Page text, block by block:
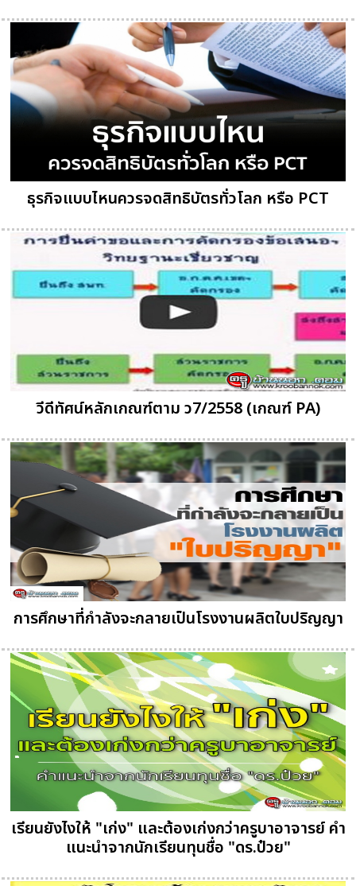
ธุรกิจแบบไหนควรจดสิทธิบัตรทั่วโลก หรือ PCT
วีดีทัศน์หลักเกณฑ์ตาม ว7/2558 (เกณฑ์ PA)
การศึกษาที่กำลังจะกลายเป็นโรงงานผลิตใบปริญญา
เรียนยังไงให้ "เก่ง" และต้องเก่งกว่าครูบาอาจารย์ คำ
แนะนำจากนักเรียนทุนชื่อ "ดร.ป๋วย"